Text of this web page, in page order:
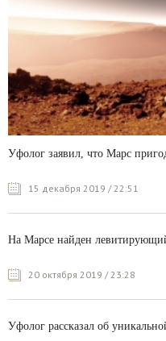
Уфолог заявил, что Марс
15 декабря 2019 / 22:51
На Марсе найден
20 октября 2019 / 23:28
Уфолог рассказал об